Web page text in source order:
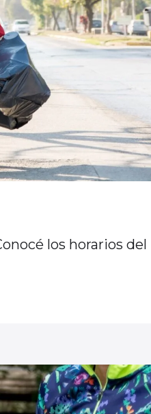
los horarios del